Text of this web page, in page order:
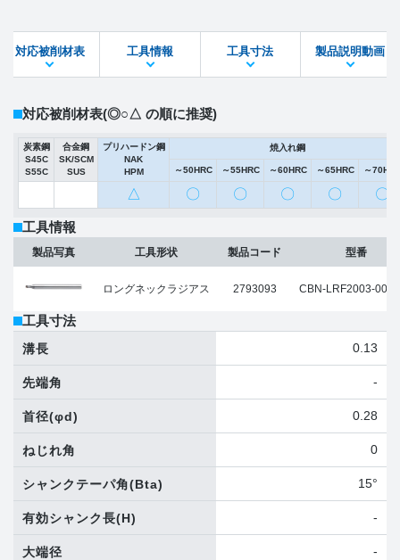
STEPファイル DXFファイル
対応被削材表 工具情報 工具寸法 製品説明動画
対応被削材表(◎○△ の順に推奨)
炭素鋼
S45C
S55C
合金鋼
SK/SCM
SUS
プリハードン鋼
NAK
HPM
焼入れ鋼
～50HRC ～55HRC ～60HRC ～65HRC ～
△ 〇 〇 〇 〇 〇
工具情報
製品写真 工具形状
ロングネックラジアス
製品コード
2793093
型番
CBN-LRF2003-
工具寸法
溝長 0.13
先端角 -
首径(φd) 0.28
ねじれ角 0
シャンクテーパ角(Bta) 15°
有効シャンク長(H) -
大端径 -